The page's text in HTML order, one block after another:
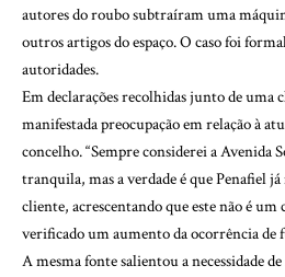
autores do roubo subtraíram uma
outros artigos do espaço. O caso foi
autoridades.
Em declarações recolhidas junto de uma
manifestada preocupação em relação à
concelho. “Sempre considerei a Avenida
tranquila, mas a verdade é que Penafiel
cliente, acrescentando que este não é um
verificado um aumento da ocorrência de
A mesma fonte salientou a necessidade